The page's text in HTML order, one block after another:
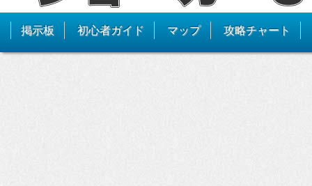
掲示板 初心者ガイド マップ 攻略チャート